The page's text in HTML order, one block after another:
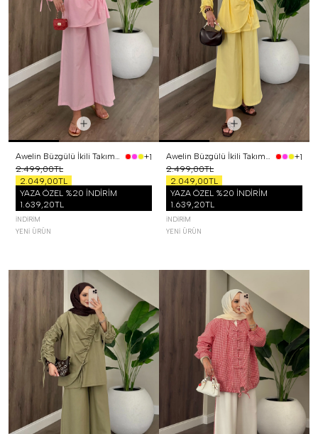
Awelin Büzgülü İkili Takım Pembe
+1
2.499,00TL
2.049,00TL
YAZA ÖZEL %20 İNDİRİM
1.639,20TL
İNDIRIM
YENI ÜRÜN
Awelin Büzgülü İkili Takım Sarı
+1
2.499,00TL
2.049,00TL
YAZA ÖZEL %20 İNDİRİM
1.639,20TL
İNDIRIM
YENI ÜRÜN